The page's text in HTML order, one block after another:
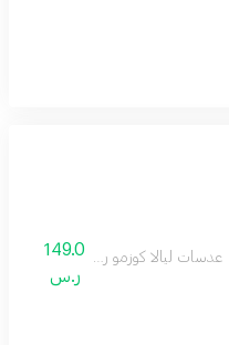
عدسات ليالا كوزمو رمادية اللون سادة عبوة من 2 عدسات لاصقة
149.0
ر.س